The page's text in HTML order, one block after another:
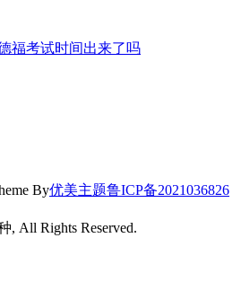
福考试时间出来了吗
By优美主题鲁ICP备2021036826
, All Rights Reserved.